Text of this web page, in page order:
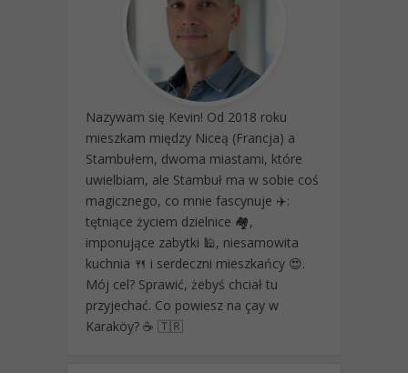
Nazywam się Kevin! Od 2018 roku
mieszkam między Niceą (Francja) a
Stambułem, dwoma miastami, które
uwielbiam, ale Stambuł ma w sobie coś
magicznego, co mnie fascynuje ✈️:
tętniące życiem dzielnice 🏘️,
imponujące zabytki 🕌, niesamowita
kuchnia 🍴 i serdeczni mieszkańcy 😍.
Mój cel? Sprawić, żebyś chciał tu
przyjechać. Co powiesz na çay w
Karaköy? ☕ 🇹🇷